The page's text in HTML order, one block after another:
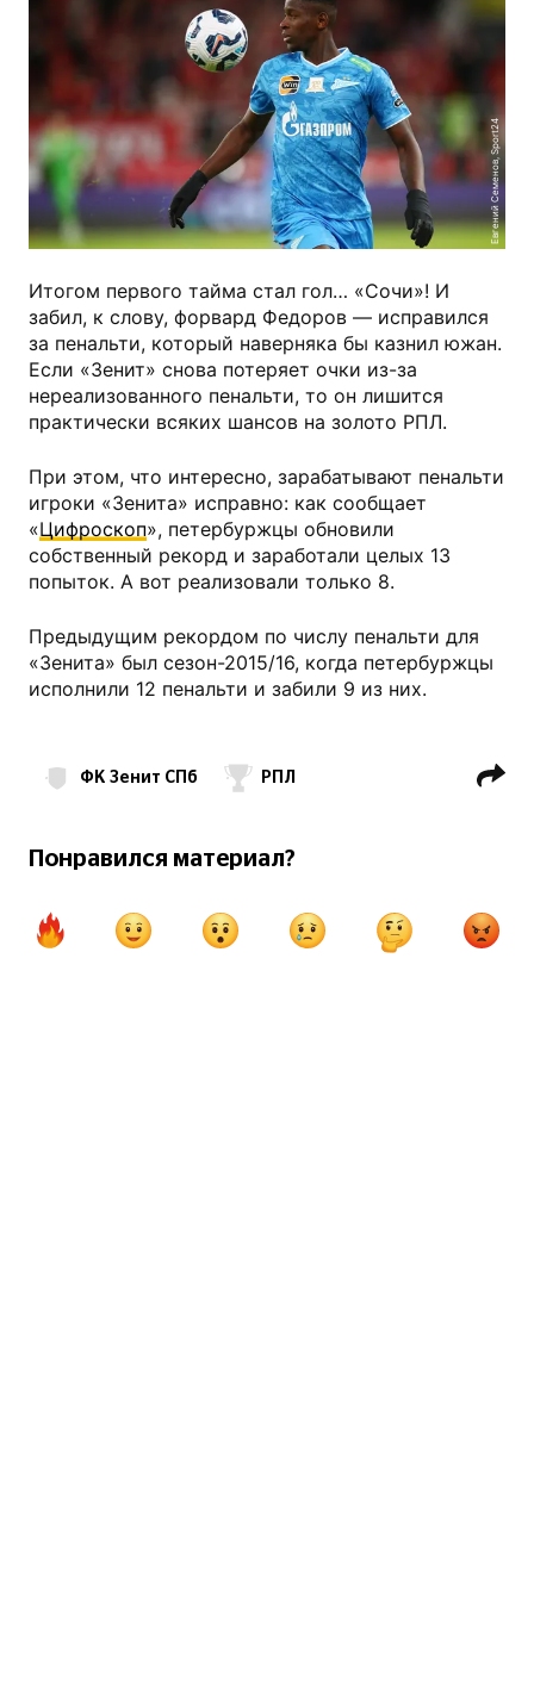
Евгений Семенов, Sport24
Итогом первого тайма стал гол… «Сочи»! И
забил, к слову, форвард Федоров — исправился
за пенальти, который наверняка бы казнил южан.
Если «Зенит» снова потеряет очки из-за
нереализованного пенальти, то он лишится
практически всяких шансов на золото РПЛ.
При этом, что интересно, зарабатывают пенальти
игроки «Зенита» исправно: как сообщает
«Цифроскоп», петербуржцы обновили
собственный рекорд и заработали целых 13
попыток. А вот реализовали только 8.
Предыдущим рекордом по числу пенальти для
«Зенита» был сезон-2015/16, когда петербуржцы
исполнили 12 пенальти и забили 9 из них.
ФК Зенит СПб РПЛ
Понравился материал?